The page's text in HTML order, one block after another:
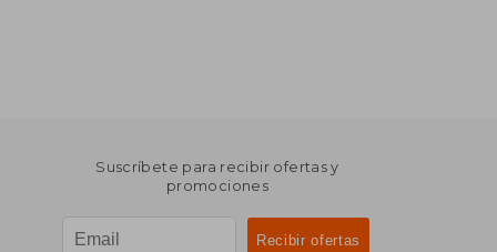
Suscríbete para recibir ofertas y
promociones